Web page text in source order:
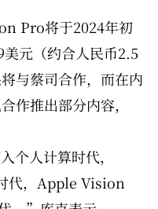
Pro将于2024年初
元（约合人民币2.5
与蔡司合作，而在内
作推出部分内容，
人计算时代，
代，Apple Vision